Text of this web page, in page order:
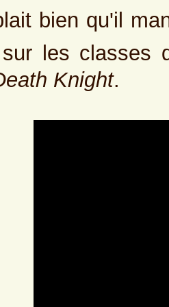
bien qu'il
sur les classes
Knight.